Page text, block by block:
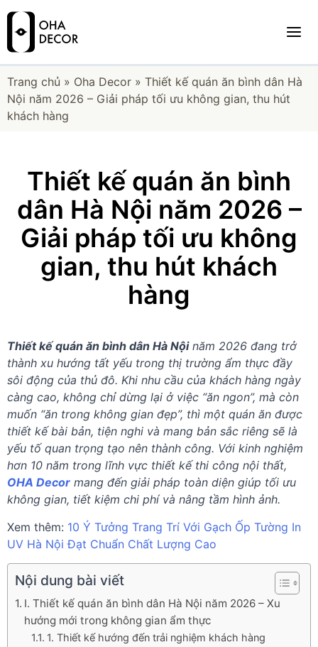
Trang chủ » Oha Decor » Thiết kế quán ăn bình dân Hà
Nội năm 2026 – Giải pháp tối ưu không gian, thu hút
khách hàng
Thiết kế quán ăn bình
dân Hà Nội năm 2026 –
Giải pháp tối ưu không
gian, thu hút khách
hàng
Thiết kế quán ăn bình dân Hà Nộinăm 2026 đang trở
thành xu hướng tất yếu trong thị trường ẩm thực đầy
sôi động của thủ đô. Khi nhu cầu của khách hàng ngày
càng cao, không chỉ dừng lại ở việc “ăn ngon”, mà còn
muốn “ăn trong không gian đẹp”, thì một quán ăn được
thiết kế bài bản, tiện nghi và mang bản sắc riêng sẽ là
yếu tố quan trọng tạo nên thành công. Với kinh nghiệm
hơn 10 năm trong lĩnh vực thiết kế thi công nội thất,
OHA Decor mang đến giải pháp toàn diện giúp tối ưu
không gian, tiết kiệm chi phí và nâng tầm hình ảnh.
Xem thêm: 10 Ý Tưởng Trang Trí Với Gạch Ốp Tường In
UV Hà Nội Đạt Chuẩn Chất Lượng Cao
Nội dung bài viết
I. Thiết kế quán ăn bình dân Hà Nội năm 2026 – Xu
hướng mới trong không gian ẩm thực
1. Thiết kế hướng đến trải nghiệm khách hàng